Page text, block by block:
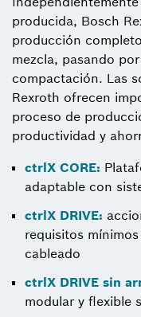
producida, Bosch
producción
mezcla, pasando
compactación. Las
Rexroth ofrecen
proceso de
productividad y
ctrlX CORE:
adaptable con
ctrlX DRIVE:
requisitos
cableado
ctrlX DRIVE sin
modular y flexible